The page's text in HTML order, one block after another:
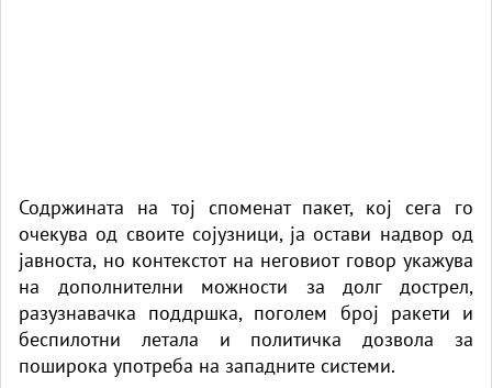
Содржината на тој споменат пакет, кој сега го
очекува од своите сојузници, ја остави надвор од
јавноста, но контекстот на неговиот говор укажува
на дополнителни можности за долг дострел,
разузнавачка поддршка, поголем број ракети и
беспилотни летала и политичка дозвола за
поширока употреба на западните системи.